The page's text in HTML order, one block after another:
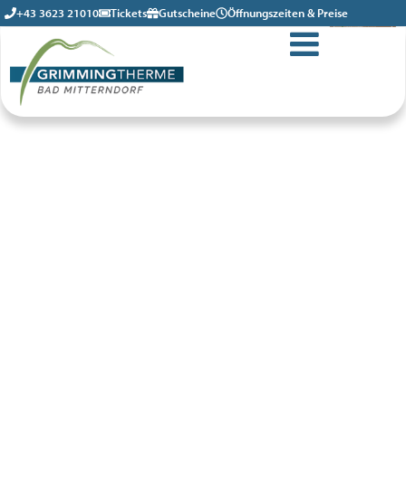
+43 3623 21010 Öffnungszeiten & Preise
Tickets Gutscheine
Bronzepartner
-5 % auf deinen Eintritt